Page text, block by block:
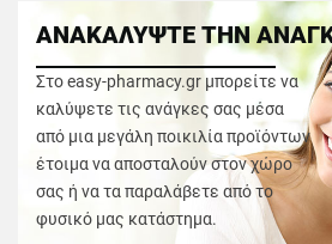
ΑΝΑΚΑΛΥΨΤΕ ΤΗΝ
Στο easy-pharmacy.gr μπορείτε να
καλύψετε τις ανάγκες σας μέσα
από μια μεγάλη ποικιλία προϊόντων
έτοιμα να αποσταλούν στον χώρο
σας ή να τα παραλάβετε από το
φυσικό μας κατάστημα.